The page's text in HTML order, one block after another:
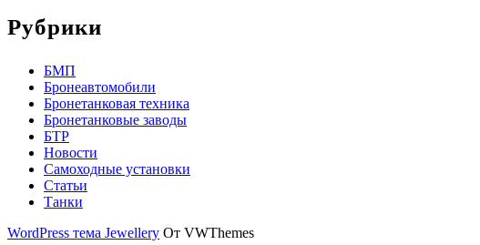
Рубрики
БМП
Бронеавтомобили
Бронетанковая техника
Бронетанковые заводы
БТР
Новости
Самоходные установки
Статьи
Танки
WordPress тема Jewellery От VWThemes